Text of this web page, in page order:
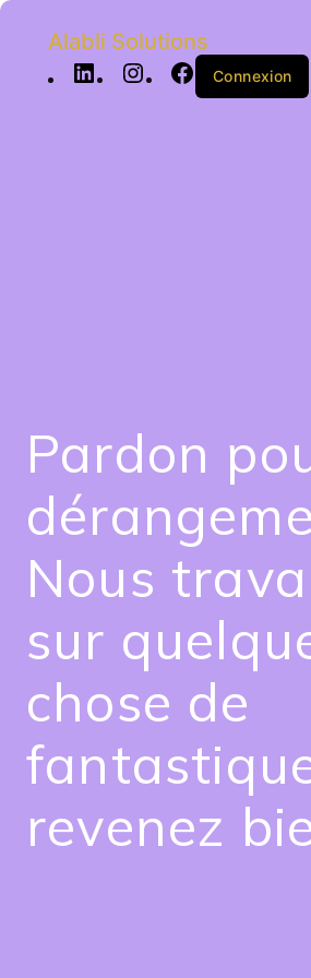
Alabli Solutions
Connexion
Pardon
Nous
sur
chose de
revenez